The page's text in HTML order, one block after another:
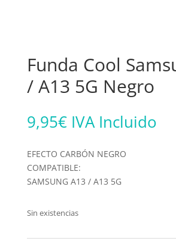
Funda Cool
/ A13 5G Negro
9,95€ IVA Incluido
EFECTO CARBÓN NEGRO
COMPATIBLE:
SAMSUNG A13 / A13 5G
Sin existencias